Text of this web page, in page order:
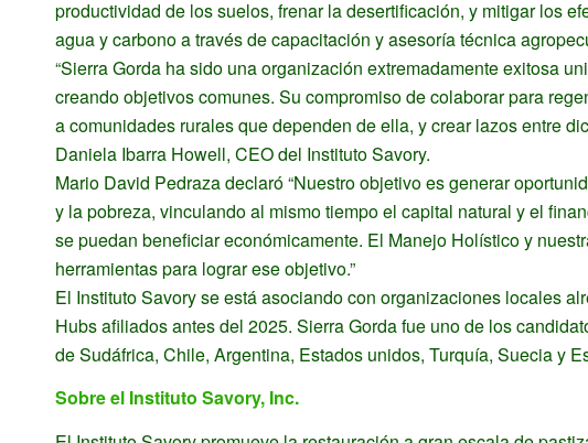
productividad de los suelos, frenar la desertificación, y mitigar los
agua y carbono a través de capacitación y asesoría técnica
“Sierra Gorda ha sido una organización extremadamente exitosa
creando objetivos comunes. Su compromiso de colaborar para
a comunidades rurales que dependen de ella, y crear lazos entre
Daniela Ibarra Howell, CEO del Instituto Savory.
Mario David Pedraza declaró “Nuestro objetivo es generar
y la pobreza, vinculando al mismo tiempo el capital natural y el
se puedan beneficiar económicamente. El Manejo Holístico y
herramientas para lograr ese objetivo.”
El Instituto Savory se está asociando con organizaciones locales
Hubs afiliados antes del 2025. Sierra Gorda fue uno de los
de Sudáfrica, Chile, Argentina, Estados unidos, Turquía, Suecia y
Sobre el Instituto Savory, Inc.